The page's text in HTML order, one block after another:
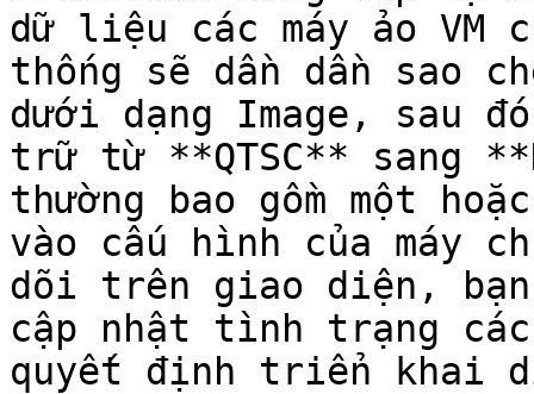
dữ liệu các máy ảo VM
thống sẽ dần dần sao
dưới dạng Image, sau
trữ từ **QTSC** sang
thường bao gồm một
vào cấu hình của máy
dõi trên giao diện,
cập nhật tình trạng
quyết định triển khai